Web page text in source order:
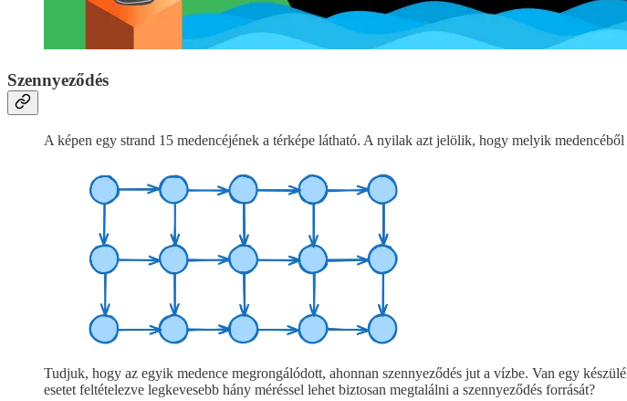
Szennyeződés
A képen egy strand 15 medencéjének a térképe látható. A nyilak azt jelölik, hogy melyik
Tudjuk, hogy az egyik medence megrongálódott, ahonnan szennyeződés jut a vízbe. Van egy
esetet feltételezve legkevesebb hány méréssel lehet biztosan megtalálni a szennyeződés forrását?